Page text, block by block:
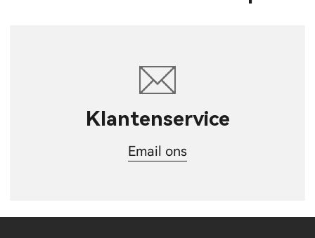
Klantenservice
Email ons